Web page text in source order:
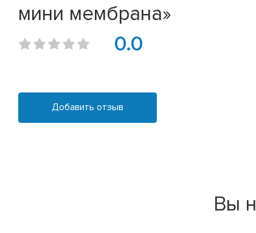
мини мембрана»
0.0
Добавить отзыв
Вы